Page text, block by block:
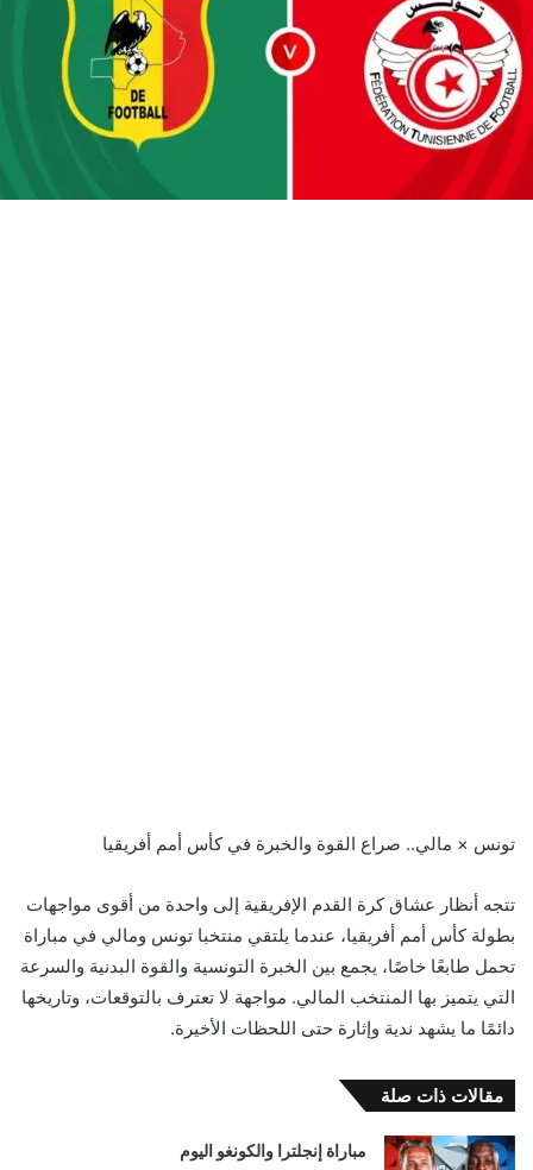
تونس × مالي.. صراع القوة والخبرة في كأس أمم أفريقيا
تتجه أنظار عشاق كرة القدم الإفريقية إلى واحدة من أقوى مواجهات
بطولة كأس أمم أفريقيا، عندما يلتقي منتخبا تونس ومالي في مباراة
تحمل طابعًا خاصًا، يجمع بين الخبرة التونسية والقوة البدنية والسرعة
التي يتميز بها المنتخب المالي. مواجهة لا تعترف بالتوقعات، وتاريخها
دائمًا ما يشهد ندية وإثارة حتى اللحظات الأخيرة.
مقالات ذات صلة
مباراة إنجلترا والكونغو اليوم